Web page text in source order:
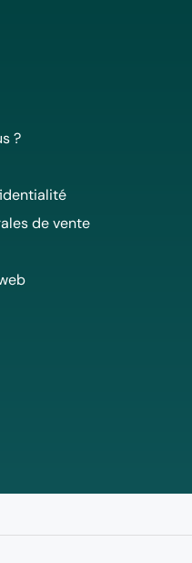
?
de vente